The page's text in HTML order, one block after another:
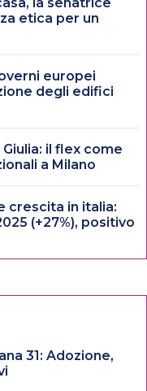
etica per un
europei
degli edifici
il flex come
a Milano
crescita in italia:
(+27%), positivo
31: Adozione,